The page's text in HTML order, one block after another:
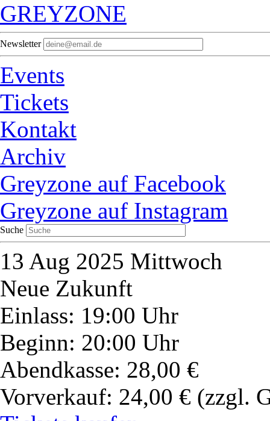
GREYZONE
Newsletter
Events
Tickets
Kontakt
Archiv
Greyzone auf Facebook
Greyzone auf Instagram
Suche
13 Aug 2025 Mittwoch
Neue Zukunft
Einlass: 19:00 Uhr
Beginn: 20:00 Uhr
Abendkasse: 28,00 €
Vorverkauf: 24,00 € (zzgl.